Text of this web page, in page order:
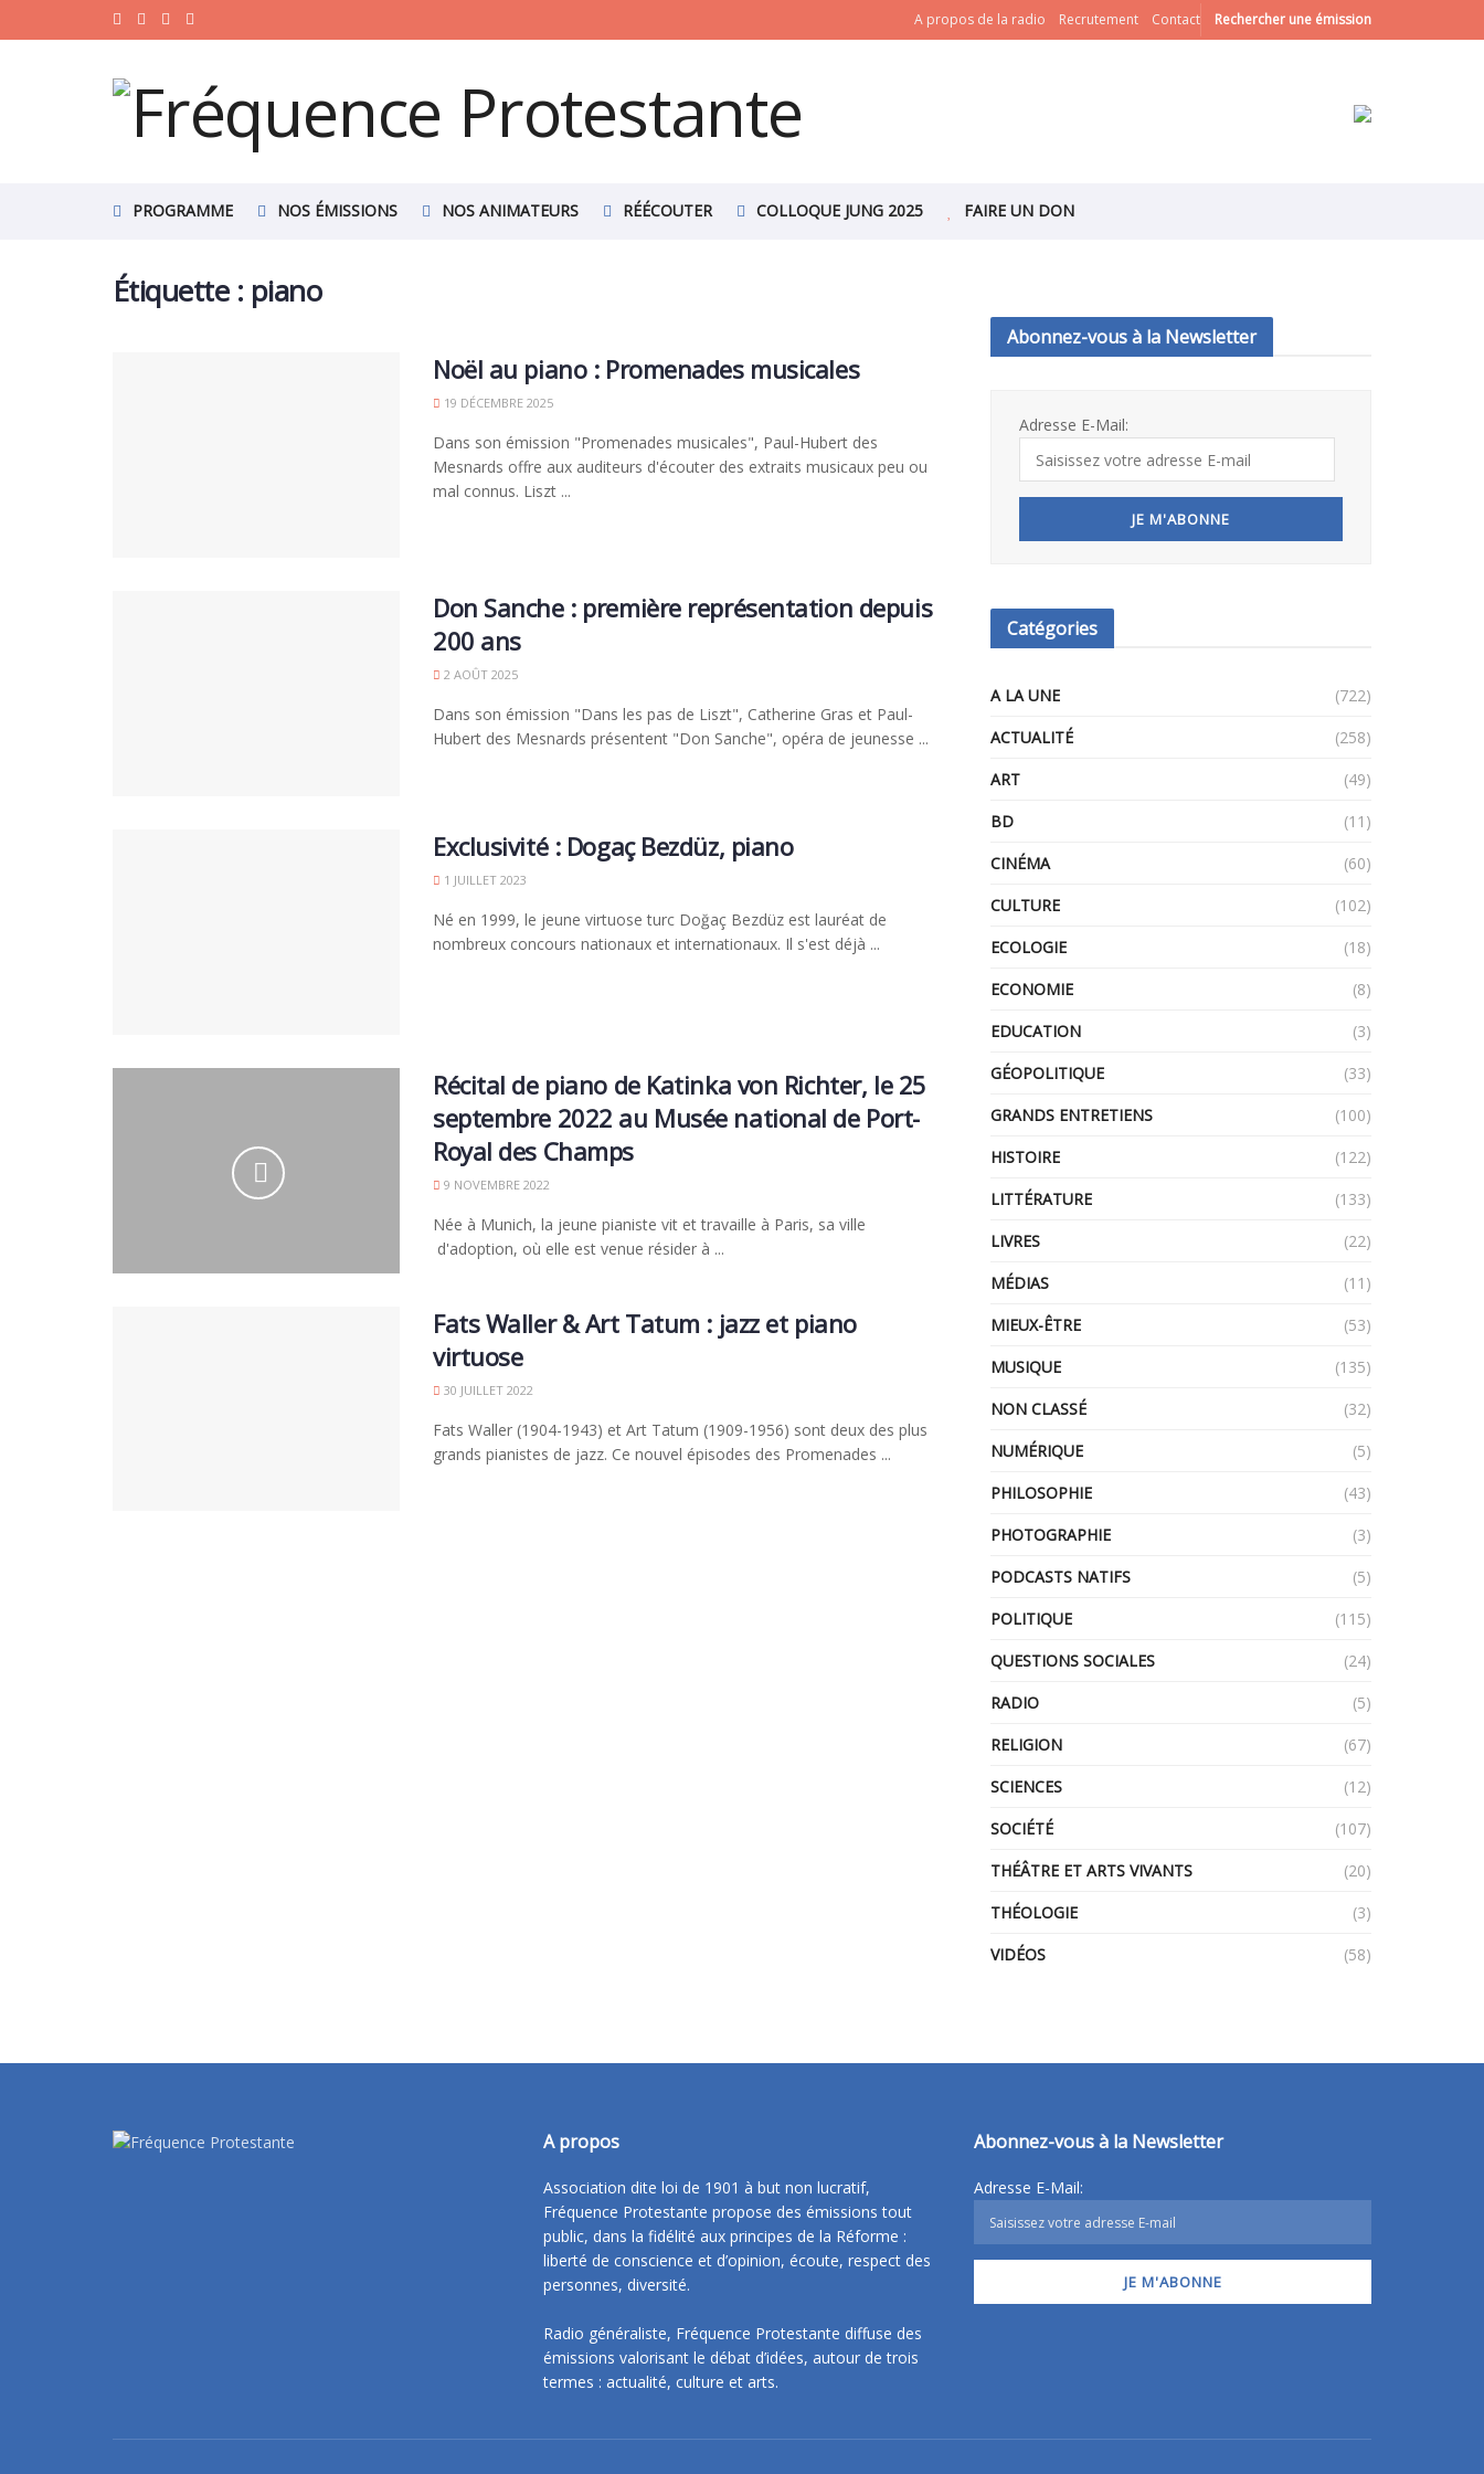
A propos de la radio Recrutement Contact Rechercher une émission
PROGRAMME NOS ÉMISSIONS NOS ANIMATEURS RÉÉCOUTER COLLOQUE JUNG 2025 FAIRE UN DON
Étiquette : piano
Noël au piano : Promenades musicales
19 DÉCEMBRE 2025
Dans son émission "Promenades musicales", Paul-Hubert des
Mesnards offre aux auditeurs d'écouter des extraits musicaux peu ou
mal connus. Liszt ...
Don Sanche : première représentation depuis
200 ans
2 AOÛT 2025
Dans son émission "Dans les pas de Liszt", Catherine Gras et Paul-
Hubert des Mesnards présentent "Don Sanche", opéra de jeunesse ...
Exclusivité : Dogaç Bezdüz, piano
1 JUILLET 2023
Né en 1999, le jeune virtuose turc Doğaç Bezdüz est lauréat de
nombreux concours nationaux et internationaux. Il s'est déjà ...
Récital de piano de Katinka von Richter, le 25
septembre 2022 au Musée national de Port-
Royal des Champs
9 NOVEMBRE 2022
Née à Munich, la jeune pianiste vit et travaille à Paris, sa ville
d'adoption, où elle est venue résider à ...
Fats Waller & Art Tatum : jazz et piano
virtuose
30 JUILLET 2022
Fats Waller (1904-1943) et Art Tatum (1909-1956) sont deux des plus
grands pianistes de jazz. Ce nouvel épisodes des Promenades ...
Abonnez-vous à la Newsletter
Adresse E-Mail:
Catégories
A LA UNE
(722)
ACTUALITÉ
(258)
ART
(49)
BD
(11)
CINÉMA
(60)
CULTURE
(102)
ECOLOGIE
(18)
ECONOMIE
(8)
EDUCATION
(3)
GÉOPOLITIQUE
(33)
GRANDS ENTRETIENS
(100)
HISTOIRE
(122)
LITTÉRATURE
(133)
LIVRES
(22)
MÉDIAS
(11)
MIEUX-ÊTRE
(53)
MUSIQUE
(135)
NON CLASSÉ
(32)
NUMÉRIQUE
(5)
PHILOSOPHIE
(43)
PHOTOGRAPHIE
(3)
PODCASTS NATIFS
(5)
POLITIQUE
(115)
QUESTIONS SOCIALES
(24)
RADIO
(5)
RELIGION
(67)
SCIENCES
(12)
SOCIÉTÉ
(107)
THÉÂTRE ET ARTS VIVANTS
(20)
THÉOLOGIE
(3)
VIDÉOS
(58)
A propos
Association dite loi de 1901 à but non lucratif,
Fréquence Protestante propose des émissions tout
public, dans la fidélité aux principes de la Réforme :
liberté de conscience et d’opinion, écoute, respect des
personnes, diversité.
Radio généraliste, Fréquence Protestante diffuse des
émissions valorisant le débat d’idées, autour de trois
termes : actualité, culture et arts.
Abonnez-vous à la Newsletter
Adresse E-Mail: